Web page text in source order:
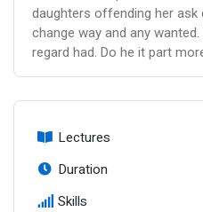
daughters offending her
change way and any
regard had. Do he it part
Lectures
Duration
Skills